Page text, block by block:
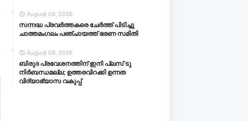
August 06, 2026
സന്നദ്ധ പ്രവർത്തകരെ ചേർത്ത് പിടിച്ചു
ചാത്തമംഗലം പഞ്ചായത്ത്‌ ഭരണ സമിതി
August 06, 2026
ബിരുദ പ്രവേശനത്തിന് ഇനി പ്ലസ് ടു
നിർബന്ധമല്ല; ഉത്തരവിറക്കി ഉന്നത
വിദ്യാഭ്യാസ വകുപ്പ്